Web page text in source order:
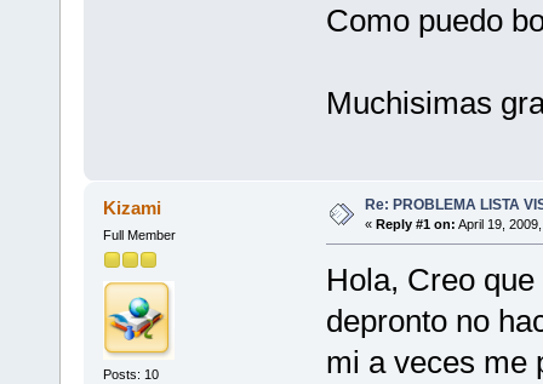
Como puedo
Muchisimas
Kizami
Full Member
Posts: 10
Re: PROBLEMA LISTA
« Reply #1 on: April 19,
Hola, Creo
depronto no
mi a veces me